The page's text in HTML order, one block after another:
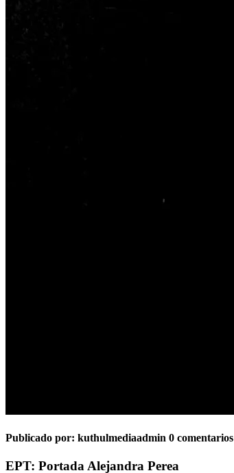
Publicado por: kuthulmediaadmin 0 comentarios
EPT: Portada Alejandra Perea